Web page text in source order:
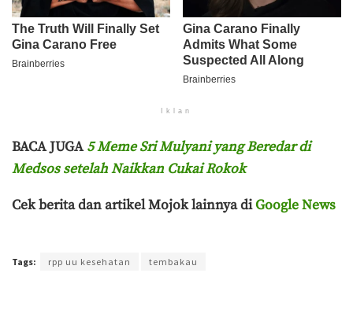
Iklan
BACA JUGA5 Meme Sri Mulyani yang Beredar di
Medsos setelah Naikkan Cukai Rokok
Cek berita dan artikel Mojok lainnya diGoogle News
Tags: rpp uu kesehatan tembakau